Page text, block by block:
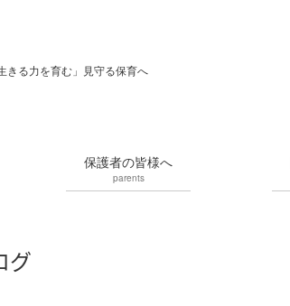
る力を育む」見守る保育へ
保護者の皆様へ
parents
グ